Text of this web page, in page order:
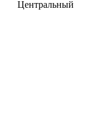
Центральный